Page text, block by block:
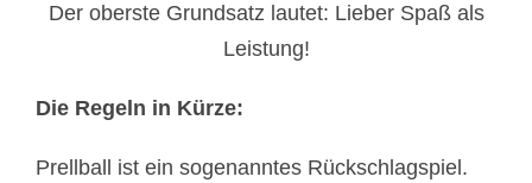
Der oberste Grundsatz lautet: Lieber Spaß als
Leistung!
Die Regeln in Kürze:
Prellball ist ein sogenanntes Rückschlagspiel.